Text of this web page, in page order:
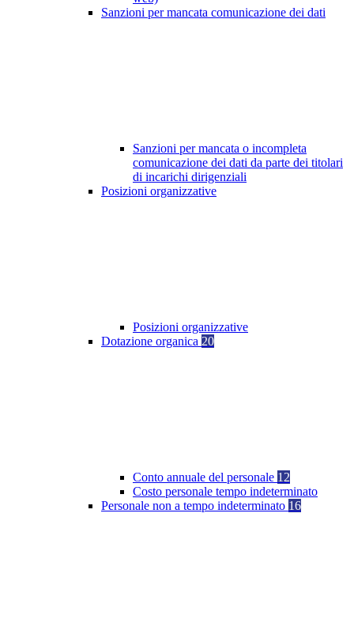
Sanzioni per mancata comunicazione dei dati
Sanzioni per mancata o incompleta
comunicazione dei dati da parte dei titolari
di incarichi dirigenziali
Posizioni organizzative
Posizioni organizzative
Dotazione organica 20
Conto annuale del personale 12
Costo personale tempo indeterminato
Personale non a tempo indeterminato 16